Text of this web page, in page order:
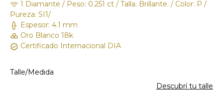
1 Diamante / Peso: 0.251 ct / Talla: Brillante. / Color: P /
Pureza: SI1/
Espesor: 4.1 mm
Oro Blanco 18k
Certificado Internacional DIA
Talle/Medida
Descubrí tu talle